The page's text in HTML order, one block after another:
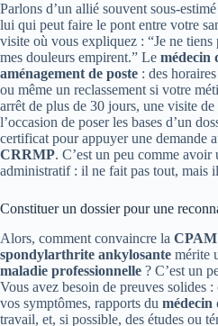
Parlons d’un allié souvent sous-
lui qui peut faire le pont entre votre
visite où vous expliquez : “Je ne tiens
mes douleurs empirent.” Le médecin
aménagement de poste : des
ou même un reclassement si votre
arrêt de plus de 30 jours, une visite
l’occasion de poser les bases d’un
certificat pour appuyer une demande
CRRMP. C’est un peu comme
administratif : il ne fait pas tout, mais
Constituer un dossier pour une
Alors, comment convaincre la CPAM
spondylarthrite ankylosante mérite
maladie professionnelle ? C’est un
Vous avez besoin de preuves solides
vos symptômes, rapports du
travail, et, si possible, des études ou